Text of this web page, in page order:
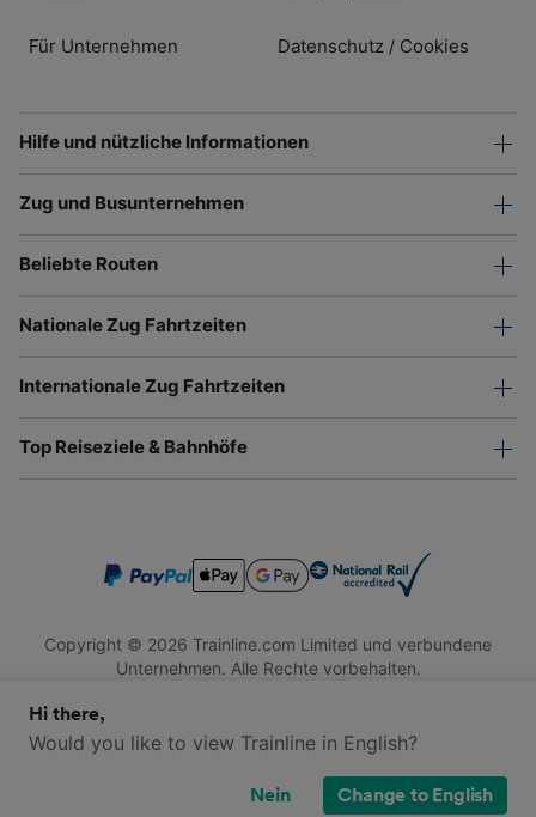
Für Unternehmen Datenschutz / Cookies
Hilfe und nützliche Informationen
Zug und Busunternehmen
Beliebte Routen
Nationale Zug Fahrtzeiten
Internationale Zug Fahrtzeiten
Top Reiseziele & Bahnhöfe
Copyright © 2026 Trainline.com Limited und verbundene
Unternehmen. Alle Rechte vorbehalten.
Firmennummer 3846791. Registrierte Adresse: 1 Stonecutter
St, London EC4A 4AH, United Kingdom. USt-IdNr.: 791 7261
Hi there,
Would you like to view Trainline in English?
Nein Change to English